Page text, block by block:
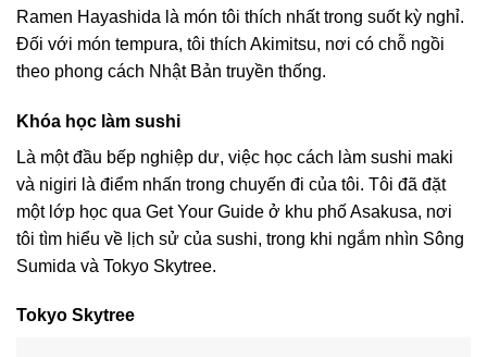
Ramen Hayashida là món tôi thích nhất trong suốt kỳ nghỉ.
Đối với món tempura, tôi thích Akimitsu, nơi có chỗ ngồi
theo phong cách Nhật Bản truyền thống.
Khóa học làm sushi
Là một đầu bếp nghiệp dư, việc học cách làm sushi maki
và nigiri là điểm nhấn trong chuyến đi của tôi. Tôi đã đặt
một lớp học qua Get Your Guide ở khu phố Asakusa, nơi
tôi tìm hiểu về lịch sử của sushi, trong khi ngắm nhìn Sông
Sumida và Tokyo Skytree.
Tokyo Skytree